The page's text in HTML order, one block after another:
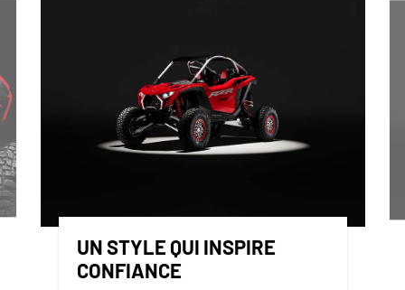
UN STYLE QUI INSPIRE
CONFIANCE